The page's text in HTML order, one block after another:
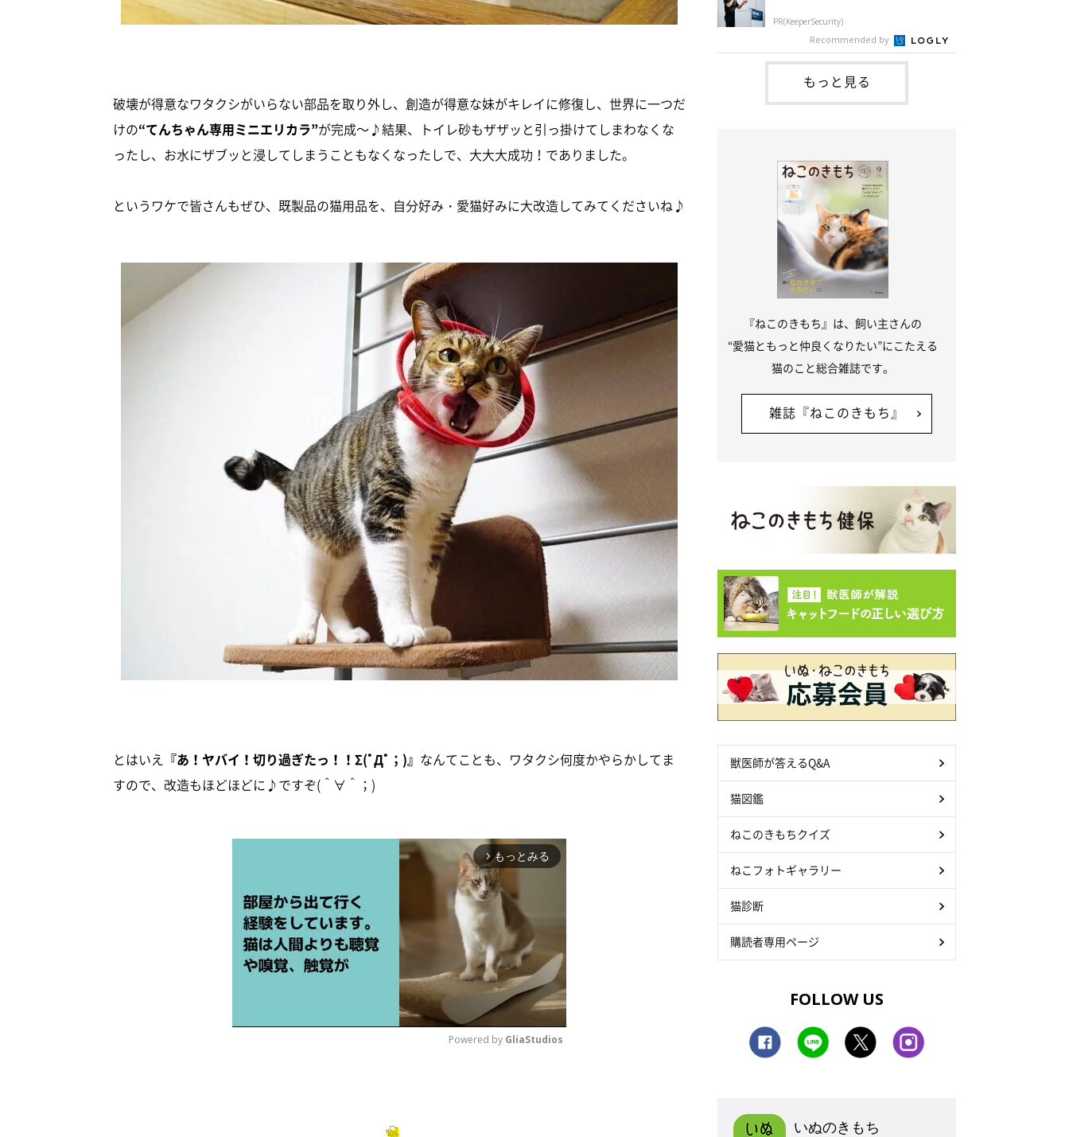
破壊が得意なワタクシがいらない部品を取り外し、創造が得意な妹がキレイに修復し、世界に一つだ
けの“てんちゃん専用ミニエリカラ”が完成～♪結果、トイレ砂もザザッと引っ掛けてしまわなくな
ったし、お水にザブッと浸してしまうこともなくなったしで、大大大成功！でありました。
というワケで皆さんもぜひ、既製品の猫用品を、自分好み・愛猫好みに大改造してみてくださいね♪
とはいえ 『あ！ヤバイ！切り過ぎたっ！！Σ(ﾟДﾟ；)』 なんてことも、ワタクシ何度かやらかしてま
すので、改造もほどほどに♪ですぞ(＾∀＾；)
arrow_forward_ios もっとみる
Powered by GliaStudios
が……保護されてケージに入っている夏目
ちゃん。@shibainu_rintaro夏目ちゃんを
保護したのは、以前、飼い主さんの愛猫・
ちくわく
たころの、生後2〜3週齢ごろのドンちゃ
ん。@doddou_1今回紹介するのは、
X（旧Twitter）ユーザー@doddou_1さん
の愛猫・ドンちゃん（取材時、推定6才／
本名：ドミトリー・ドンスコイ）。ドンち
ゃんは、保護猫でした。ドンちゃんが見つ
かったのは、飼い主さんの姉の勤め先の敷
PR(KeeperSecurity)
Recommended by
もっと見る
『ねこのきもち』は、飼い主さんの
“愛猫ともっと仲良くなりたい”にこたえる
猫のこと総合雑誌です。
雑誌『ねこのきもち』
獣医師が答えるQ&A
猫図鑑
ねこのきもちクイズ
ねこフォトギャラリー
猫診断
購読者専用ページ
FOLLOW US
いぬのきもち